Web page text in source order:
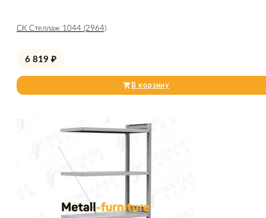
СК Стеллаж 1044 (2964)
6 819 ₽
В корзину